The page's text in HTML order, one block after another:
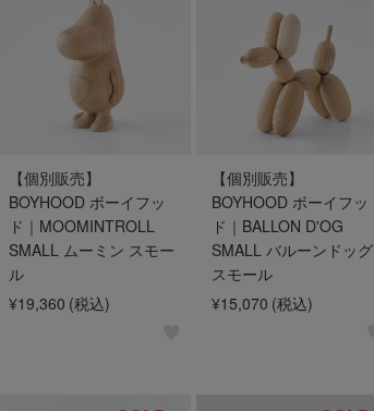
【個別販売】
BOYHOOD ボーイフッ
ド｜MOOMINTROLL
SMALL ムーミン スモー
ル
¥19,360 (税込)
【個別販売】
BOYHOOD ボーイフッ
ド｜BALLON D'OG
SMALL バルーンドッグ
スモール
¥15,070 (税込)